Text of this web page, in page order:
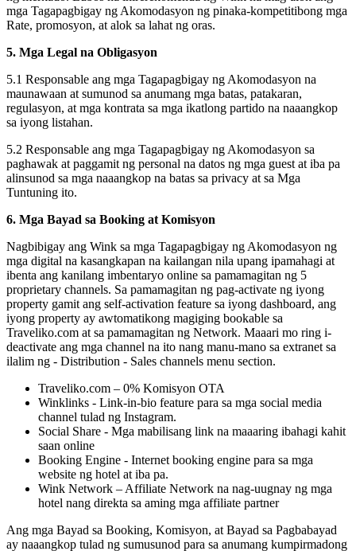
mga Tagapagbigay ng Akomodasyon ng pinaka-kompetitibong mga
Rate, promosyon, at alok sa lahat ng oras.
5. Mga Legal na Obligasyon
5.1 Responsable ang mga Tagapagbigay ng Akomodasyon na
maunawaan at sumunod sa anumang mga batas, patakaran,
regulasyon, at mga kontrata sa mga ikatlong partido na naaangkop
sa iyong listahan.
5.2 Responsable ang mga Tagapagbigay ng Akomodasyon sa
paghawak at paggamit ng personal na datos ng mga guest at iba pa
alinsunod sa mga naaangkop na batas sa privacy at sa Mga
Tuntuning ito.
6. Mga Bayad sa Booking at Komisyon
Nagbibigay ang Wink sa mga Tagapagbigay ng Akomodasyon ng
mga digital na kasangkapan na kailangan nila upang ipamahagi at
ibenta ang kanilang imbentaryo online sa pamamagitan ng 5
proprietary channels. Sa pamamagitan ng pag-activate ng iyong
property gamit ang self-activation feature sa iyong dashboard, ang
iyong property ay awtomatikong magiging bookable sa
Traveliko.com at sa pamamagitan ng Network. Maaari mo ring i-
deactivate ang mga channel na ito nang manu-mano sa extranet sa
ilalim ng - Distribution - Sales channels menu section.
Traveliko.com – 0% Komisyon OTA
Winklinks - Link-in-bio feature para sa mga social media
channel tulad ng Instagram.
Social Share - Mga mabilisang link na maaaring ibahagi kahit
saan online
Booking Engine - Internet booking engine para sa mga
website ng hotel at iba pa.
Wink Network – Affiliate Network na nag-uugnay ng mga
hotel nang direkta sa aming mga affiliate partner
Ang mga Bayad sa Booking, Komisyon, at Bayad sa Pagbabayad
ay naaangkop tulad ng sumusunod para sa anumang kumpirmadong